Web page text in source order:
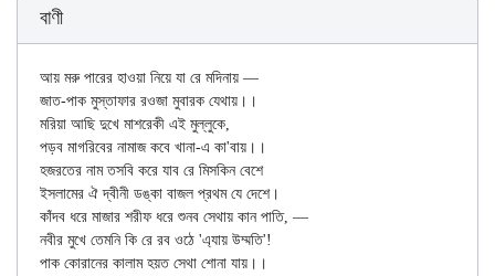
বাণী
আয় মরু পারের হাওয়া নিয়ে যা রে মদিনায় —
জাত-পাক মুস্তাফার রওজা মুবারক যেথায়।।
মরিয়া আছি দুখে মাশরেকী এই মুল্লুকে,
পড়ব মাগরিবের নামাজ কবে খানা-এ কা'বায়।।
হজরতের নাম তসবি করে যাব রে মিসকিন বেশে
ইসলামের ঐ দ্বীনী ডঙ্কা বাজল প্রথম যে দেশে।
কাঁদব ধরে মাজার শরীফ ধরে শুনব সেথায় কান পাতি, —
নবীর মুখে তেমনি কি রে রব ওঠে 'এ্যায় উম্মতি'!